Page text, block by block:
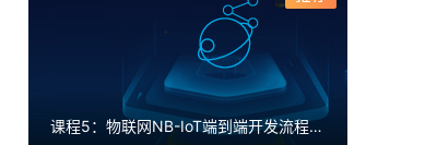
课程5：物联网NB-IoT端到端开发流程和合作